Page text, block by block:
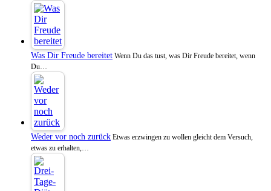
Was Dir Freude bereitet Wenn Du das tust, was Dir Freude bereitet, wenn
Du…
Weder vor noch zurück Etwas erzwingen zu wollen gleicht dem Versuch,
etwas zu erhalten,…